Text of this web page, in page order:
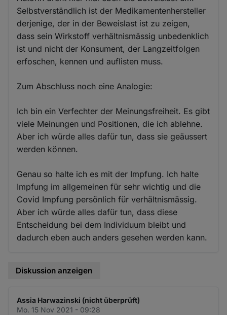
Selbstverständlich ist der Medikamentenhersteller
derjenige, der in der Beweislast ist zu zeigen,
dass sein Wirkstoff verhältnismässig unbedenklich
ist und nicht der Konsument, der Langzeitfolgen
erfoschen, kennen und auflisten muss.
Zum Abschluss noch eine Analogie:
Ich bin ein Verfechter der Meinungsfreiheit. Es gibt
viele Meinungen und Positionen, die ich ablehne.
Aber ich würde alles dafür tun, dass sie geäussert
werden können.
Genau so halte ich es mit der Impfung. Ich halte
Impfung im allgemeinen für sehr wichtig und die
Covid Impfung persönlich für verhältnismässig.
Aber ich würde alles dafür tun, dass diese
Entscheidung bei dem Individuum bleibt und
dadurch eben auch anders gesehen werden kann.
Diskussion anzeigen
Assia Harwazinski (nicht überprüft)
Mo. 15 Nov 2021 - 09:28